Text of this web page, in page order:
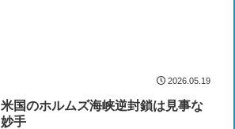
2026.05.19
米国のホルムズ海峡逆封鎖は見事な
妙手